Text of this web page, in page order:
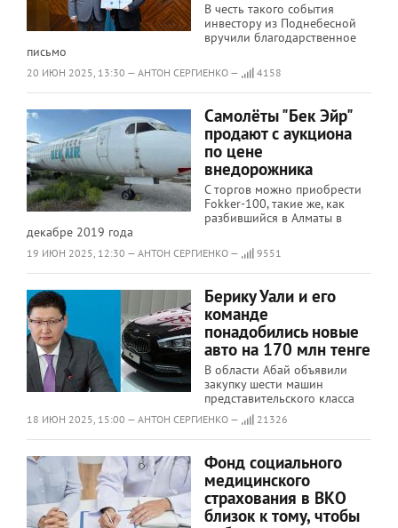
В честь такого события
инвестору из Поднебесной
вручили благодарственное
письмо
20 ИЮН 2025, 13:30 — АНТОН СЕРГИЕНКО — 4158
Самолёты "Бек Эйр"
продают с аукциона
по цене
внедорожника
С торгов можно приобрести
Fokker-100, такие же, как
разбившийся в Алматы в
декабре 2019 года
19 ИЮН 2025, 12:30 — АНТОН СЕРГИЕНКО — 9551
Берику Уали и его
команде
понадобились новые
авто на 170 млн тенге
В области Абай объявили
закупку шести машин
представительского класса
18 ИЮН 2025, 15:00 — АНТОН СЕРГИЕНКО — 21326
Фонд социального
медицинского
страхования в ВКО
близок к тому, чтобы